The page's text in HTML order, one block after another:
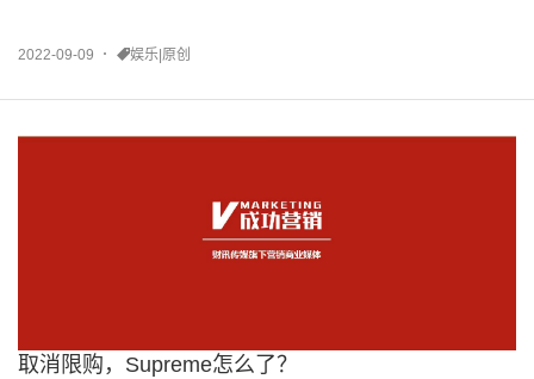
2022-09-09 娱乐|原创
取消限购，Supreme怎么了？